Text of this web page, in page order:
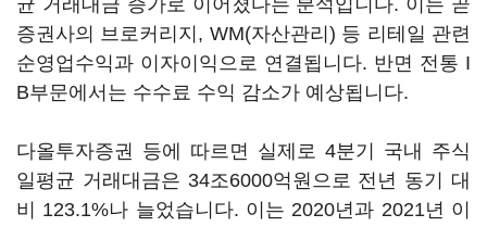
균 거래대금 증가로 이어졌다는 분석입니다. 이는 곧
증권사의 브로커리지, WM(자산관리) 등 리테일 관련
순영업수익과 이자이익으로 연결됩니다. 반면 전통 I
B부문에서는 수수료 수익 감소가 예상됩니다.
다올투자증권 등에 따르면 실제로 4분기 국내 주식
일평균 거래대금은 34조6000억원으로 전년 동기 대
비 123.1%나 늘었습니다. 이는 2020년과 2021년 이